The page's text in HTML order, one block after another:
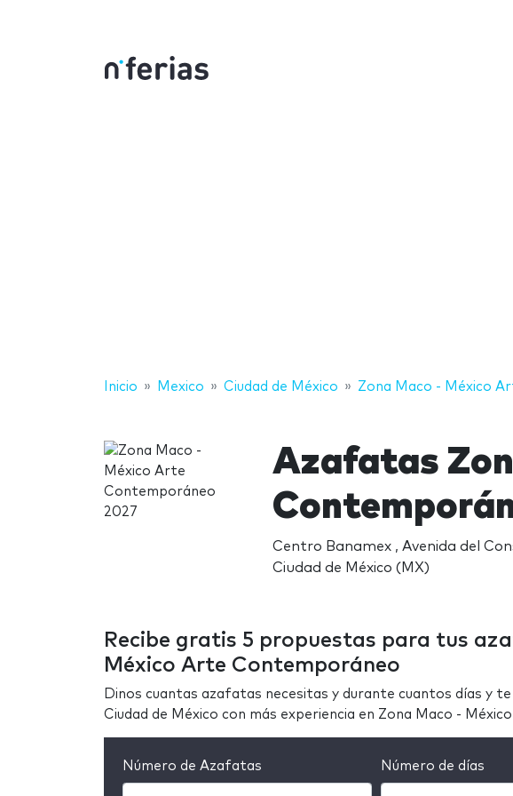
Inicio Mexico Ciudad de México Zona Maco - México
Azafatas
Centro Banamex , Avenida del
Ciudad de México (MX)
Recibe gratis 5 propuestas para tus
México Arte Contemporáneo
Dinos cuantas azafatas necesitas y durante cuantos días y
Ciudad de México con más experiencia en Zona Maco -
Número de Azafatas Número de días